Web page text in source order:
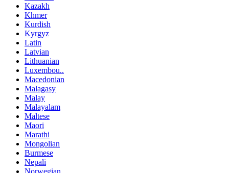
Kazakh
Khmer
Kurdish
Kyrgyz
Latin
Latvian
Lithuanian
Luxembou..
Macedonian
Malagasy
Malay
Malayalam
Maltese
Maori
Marathi
Mongolian
Burmese
Nepali